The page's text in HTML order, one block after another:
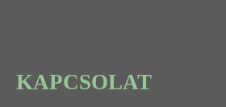
KAPCSOLAT